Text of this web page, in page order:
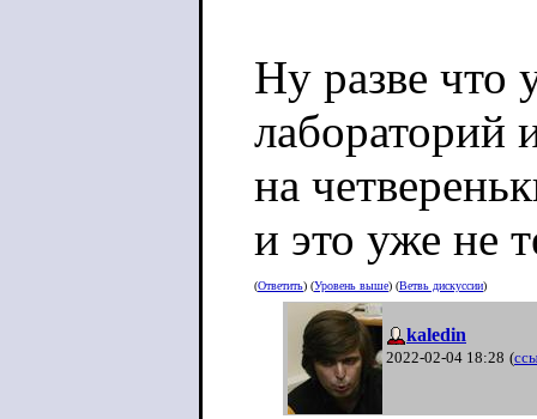
Ну разве что
лабораторий
на
и это уже не
(Ответить) (Уровень выше) (Ветвь дискуссии)
kaledin
2022-02-04 18:28 (